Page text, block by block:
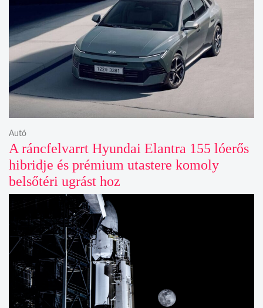
A ráncfelvarrt Hyundai Elantra 155 lóerős
hibridje és prémium utastere komoly
belsőtéri ugrást hoz
Autó